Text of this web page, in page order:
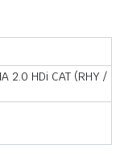
2.0 HDi CAT (RHY /